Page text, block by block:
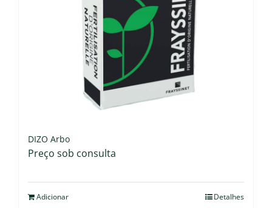
DIZO Arbo
Preço sob consulta
Adicionar Detalhes